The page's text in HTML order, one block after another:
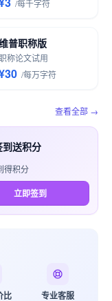
/每千字符
普职称版
称论文试用
/每万字符
查看全部 →
到送积分
得积分
立即签到
比 专业客服